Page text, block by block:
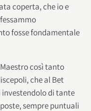
coperta, che io e
fosse fondamentale
così tanto
che al Bet
investendolo di tante
sempre puntuali